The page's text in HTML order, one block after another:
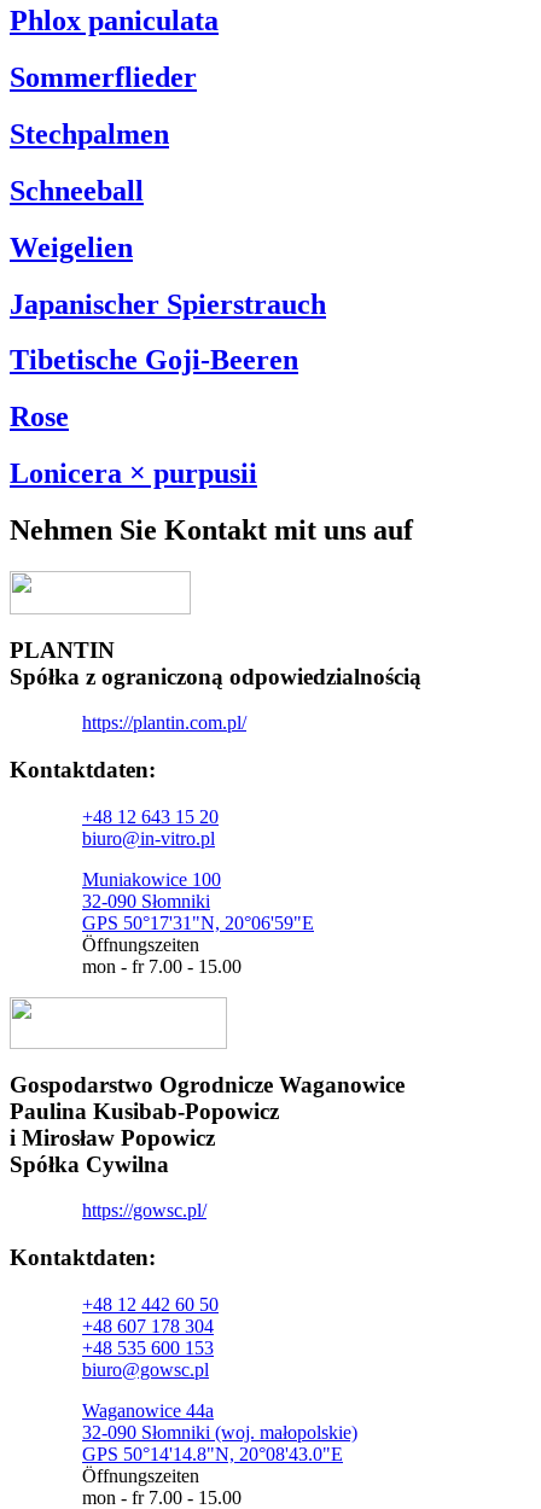
Phlox paniculata
Sommerflieder
Stechpalmen
Schneeball
Weigelien
Japanischer Spierstrauch
Tibetische Goji-Beeren
Rose
Lonicera × purpusii
Nehmen Sie Kontakt mit uns auf
PLANTIN
Spółka z ograniczoną odpowiedzialnością
https://plantin.com.pl/
Kontaktdaten:​
+48 12 643 15 20
biuro@in-vitro.pl
Muniakowice 100
32-090 Słomniki
GPS 50°17'31"N, 20°06'59"E
Öffnungszeiten
mon - fr 7.00 - 15.00
Gospodarstwo Ogrodnicze Waganowice
Paulina Kusibab-Popowicz
i Mirosław Popowicz
Spółka Cywilna
https://gowsc.pl/
Kontaktdaten:​
+48 12 442 60 50
+48 607 178 304
+48 535 600 153
biuro@gowsc.pl
Waganowice 44a
32-090 Słomniki (woj. małopolskie)
GPS 50°14'14.8"N, 20°08'43.0"E
Öffnungszeiten
mon - fr 7.00 - 15.00